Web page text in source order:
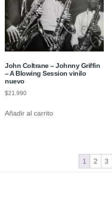
John Coltrane – Johnny Griffin
– A Blowing Session vinilo
nuevo
$21.990
Añadir al carrito
1 2 3